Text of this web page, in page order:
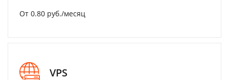
От 0.80 руб./месяц
VPS